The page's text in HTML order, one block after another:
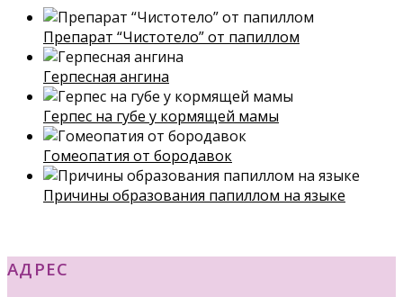
Препарат “Чистотело” от папиллом
Герпесная ангина
Герпес на губе у кормящей мамы
Гомеопатия от бородавок
Причины образования папиллом на языке
АДРЕС